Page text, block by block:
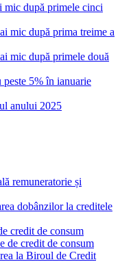
după primele cinci
mic după prima treime a
mic după primele două
5% în ianuarie
anului 2025
remuneratorie și
dobânzilor la creditele
credit de consum
de credit de consum
la Biroul de Credit